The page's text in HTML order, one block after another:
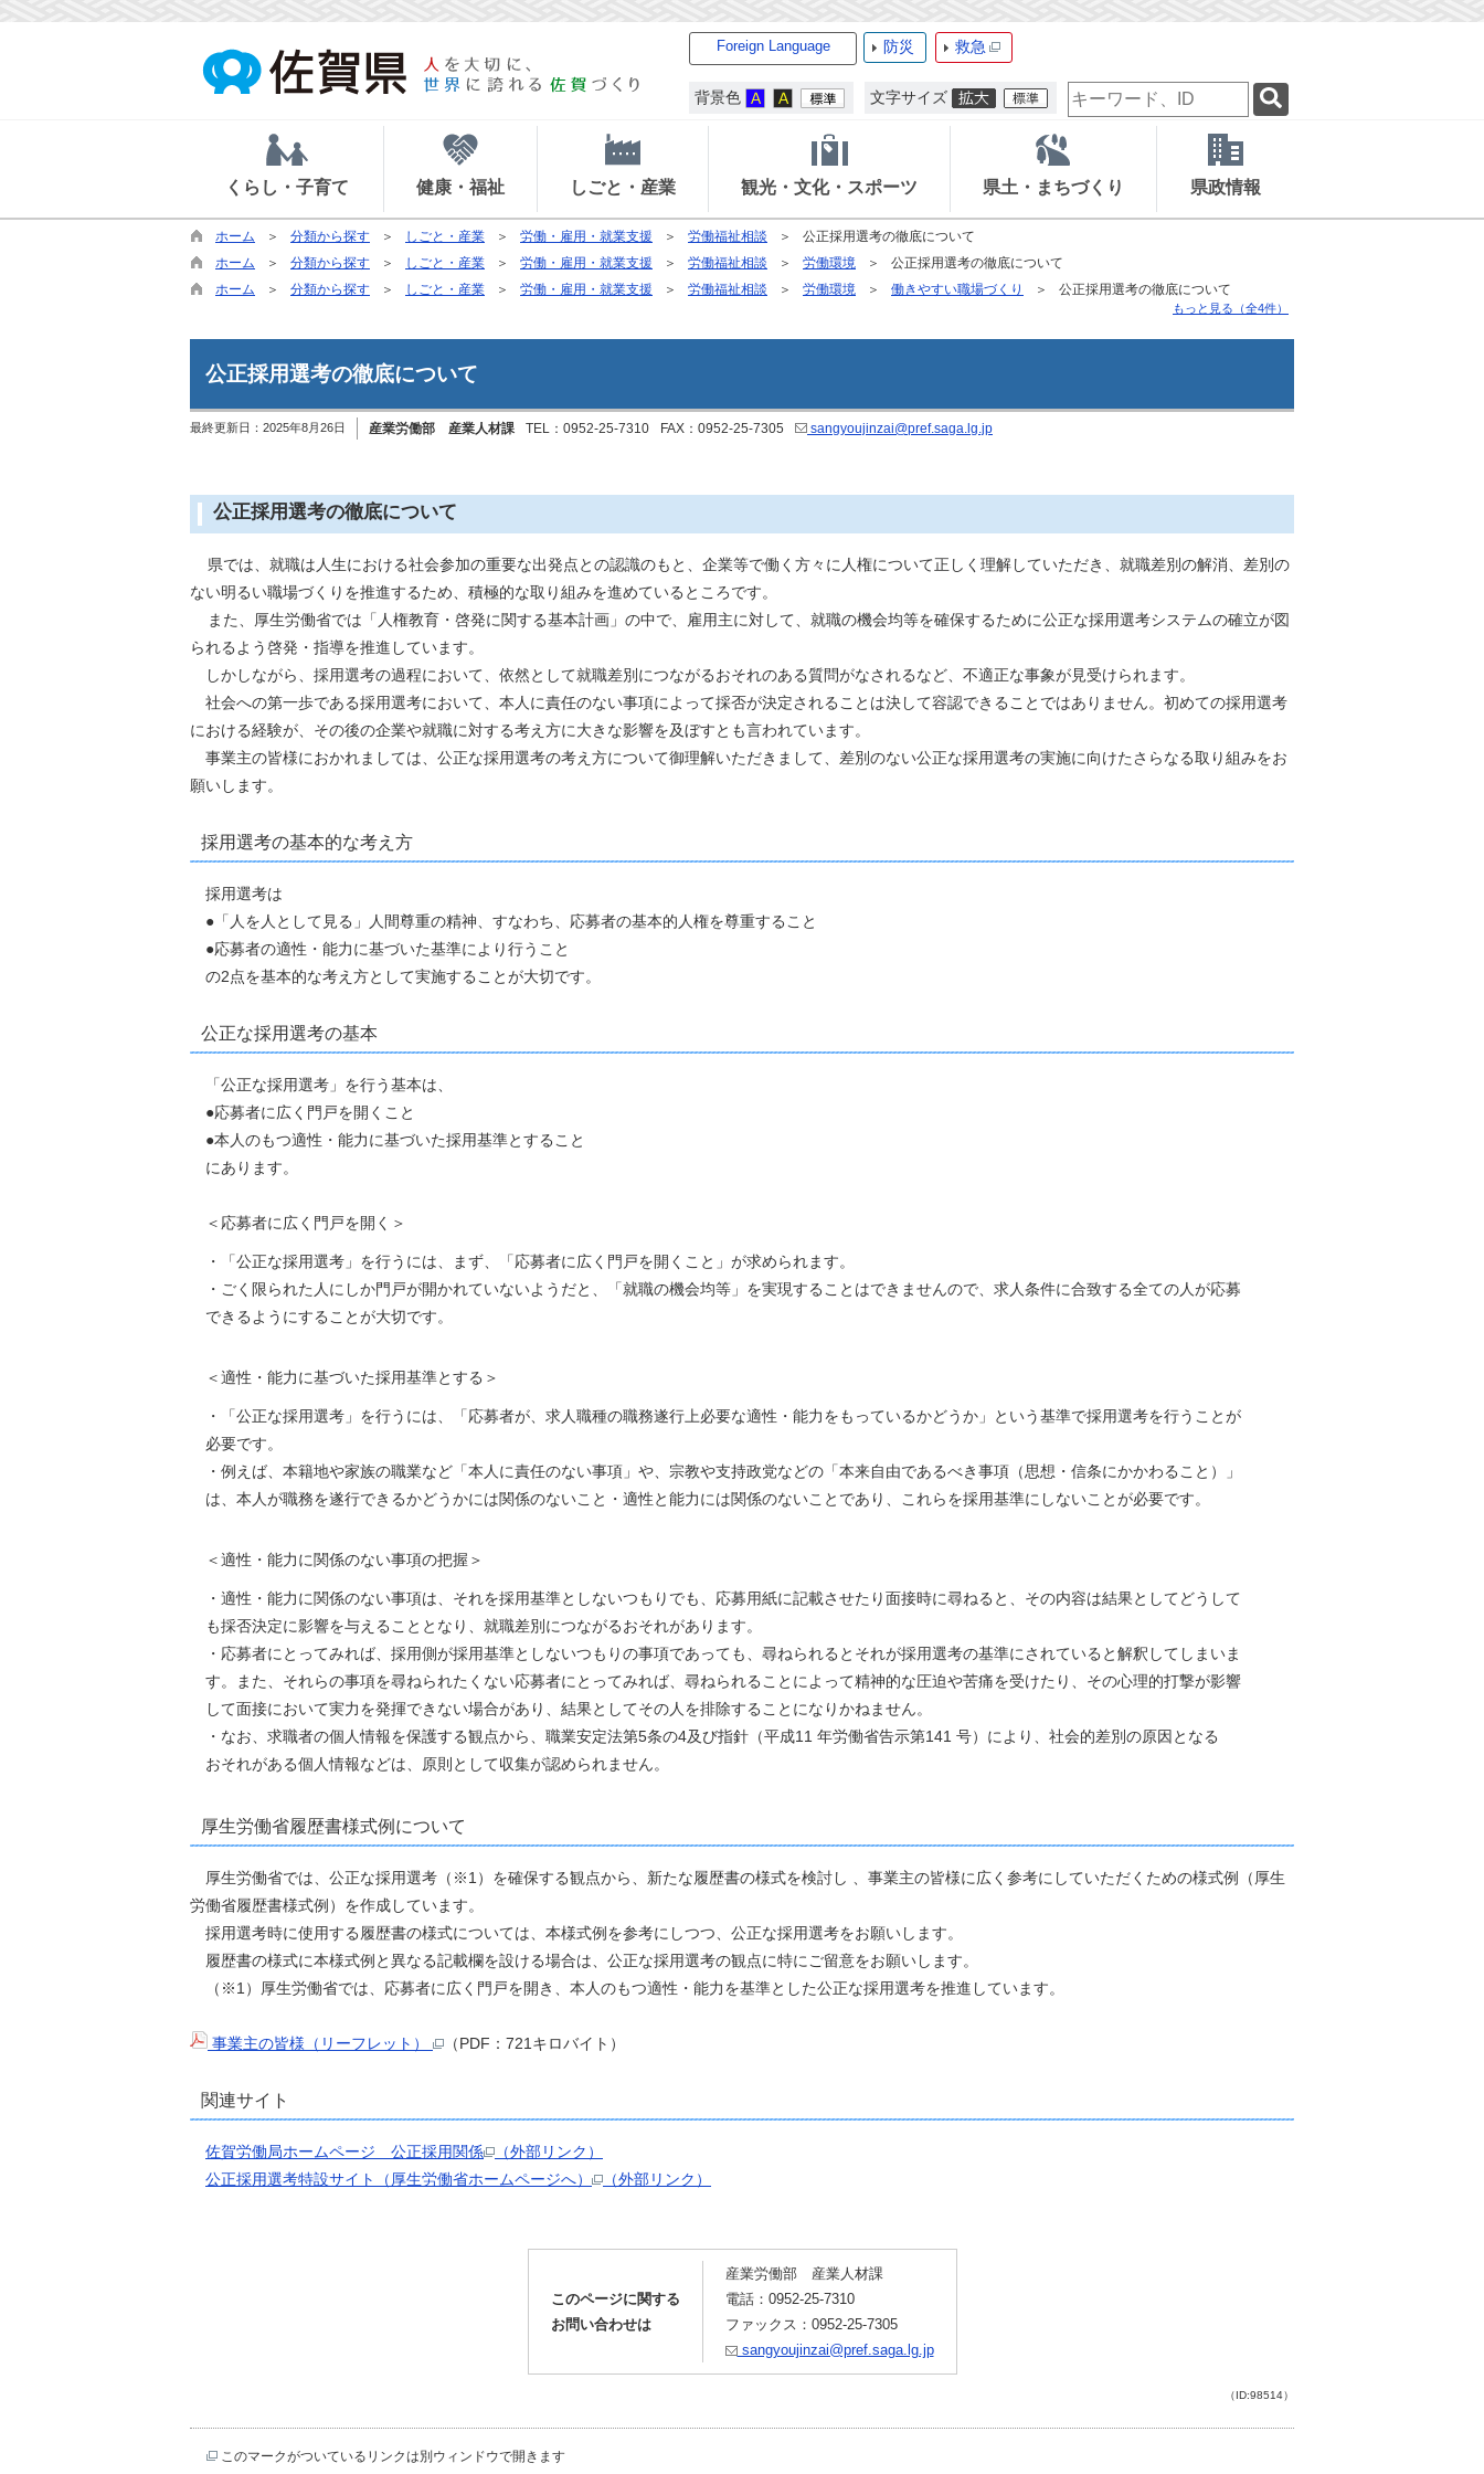
Foreign Language 防災 救急
背景色 文字サイズ
検
索
ー
ー
ド
くらし・子育て 健康・福祉 しごと・産業 観光・文化・スポーツ 県土・まちづくり 県政情報
ホーム 分類から探す しごと・産業 労働・雇用・就業支援 労働福祉相談
公正採用選考の徹底について
ホーム
分類から探す しごと・産業 労働・雇用・就業支援 労働福祉相談 労働環境
公正採用選考の徹底について
ホーム
分類から探す しごと・産業 労働・雇用・就業支援 労働福祉相談 労働環境 働きやすい職場づくり 公正採用選考の徹底について
もっと見る（全4件）
公正採用選考の徹底について
最終更新日： 2025年8月26日 産業労働部 産業人材課 TEL：0952-25-7310 FAX：0952-25-7305 sangyoujinzai@pref.saga.lg.jp
公正採用選考の徹底について
県では、就職は人生における社会参加の重要な出発点との認識のもと、企業等で働く方々に人権について正しく理解していただき、就職差別の解消、差別の
ない明るい職場づくりを推進するため、積極的な取り組みを進めているところです。
また、厚生労働省では「人権教育・啓発に関する基本計画」の中で、雇用主に対して、就職の機会均等を確保するために公正な採用選考システムの確立が図
られるよう啓発・指導を推進しています。
しかしながら、採用選考の過程において、依然として就職差別につながるおそれのある質問がなされるなど、不適正な事象が見受けられます。
社会への第一歩である採用選考において、本人に責任のない事項によって採否が決定されることは決して容認できることではありません。初めての採用選考
における経験が、その後の企業や就職に対する考え方に大きな影響を及ぼすとも言われています。
事業主の皆様におかれましては、公正な採用選考の考え方について御理解いただきまして、差別のない公正な採用選考の実施に向けたさらなる取り組みをお
願いします。
採用選考の基本的な考え方
採用選考は
●「人を人として見る」人間尊重の精神、すなわち、応募者の基本的人権を尊重すること
●応募者の適性・能力に基づいた基準により行うこと
の2点を基本的な考え方として実施することが大切です。
公正な採用選考の基本
「公正な採用選考」を行う基本は、
●応募者に広く門戸を開くこと
●本人のもつ適性・能力に基づいた採用基準とすること
にあります。
＜応募者に広く門戸を開く＞
・「公正な採用選考」を行うには、まず、「応募者に広く門戸を開くこと」が求められます。
・ごく限られた人にしか門戸が開かれていないようだと、「就職の機会均等」を実現することはできませんので、求人条件に合致する全ての人が応募
できるようにすることが大切です。
＜適性・能力に基づいた採用基準とする＞
・「公正な採用選考」を行うには、「応募者が、求人職種の職務遂行上必要な適性・能力をもっているかどうか」という基準で採用選考を行うことが
必要です。
・例えば、本籍地や家族の職業など「本人に責任のない事項」や、宗教や支持政党などの「本来自由であるべき事項（思想・信条にかかわること）」
は、本人が職務を遂行できるかどうかには関係のないこと・適性と能力には関係のないことであり、これらを採用基準にしないことが必要です。
＜適性・能力に関係のない事項の把握＞
・適性・能力に関係のない事項は、それを採用基準としないつもりでも、応募用紙に記載させたり面接時に尋ねると、その内容は結果としてどうして
も採否決定に影響を与えることとなり、就職差別につながるおそれがあります。
・応募者にとってみれば、採用側が採用基準としないつもりの事項であっても、尋ねられるとそれが採用選考の基準にされていると解釈してしまいま
す。また、それらの事項を尋ねられたくない応募者にとってみれば、尋ねられることによって精神的な圧迫や苦痛を受けたり、その心理的打撃が影響
して面接において実力を発揮できない場合があり、結果としてその人を排除することになりかねません。
・なお、求職者の個人情報を保護する観点から、職業安定法第5条の4及び指針（平成11 年労働省告示第141 号）により、社会的差別の原因となる
おそれがある個人情報などは、原則として収集が認められません。
厚生労働省履歴書様式例について
厚生労働省では、公正な採用選考（※1）を確保する観点から、新たな履歴書の様式を検討し 、事業主の皆様に広く参考にしていただくための様式例（厚生
労働省履歴書様式例）を作成しています。
採用選考時に使用する履歴書の様式については、本様式例を参考にしつつ、公正な採用選考をお願いします。
履歴書の様式に本様式例と異なる記載欄を設ける場合は、公正な採用選考の観点に特にご留意をお願いします。
（※1）厚生労働省では、応募者に広く門戸を開き、本人のもつ適性・能力を基準とした公正な採用選考を推進しています。
事業主の皆様（リーフレット） （PDF：721キロバイト）
関連サイト
佐賀労働局ホームページ 公正採用関係
（外部リンク）
公正採用選考特設サイト（厚生労働省ホームページへ）
（外部リンク）
このページに関する
お問い合わせは
産業労働部 産業人材課
電話：0952-25-7310
ファックス：0952-25-7305
sangyoujinzai@pref.saga.lg.jp
（ID:98514）
このマークがついているリンクは別ウィンドウで開きます